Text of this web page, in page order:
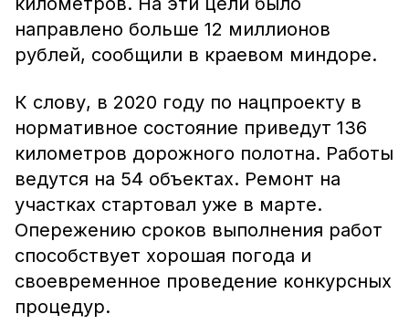
направлено больше 12 миллионов
рублей, сообщили в краевом миндоре.
К слову, в 2020 году по нацпроекту в
нормативное состояние приведут 136
километров дорожного полотна. Работы
ведутся на 54 объектах. Ремонт на
участках стартовал уже в марте.
Опережению сроков выполнения работ
способствует хорошая погода и
своевременное проведение конкурсных
процедур.